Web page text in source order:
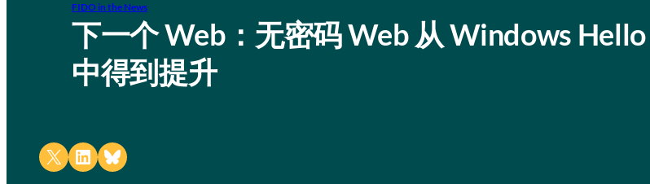
FIDO in the News
下一个 Web：无密码 Web 从 Windows
中得到提升
Share on X Share on LinkedIn
Share on Bluesky